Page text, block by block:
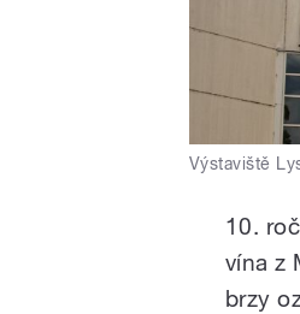
Výstaviště
10.
vína z
brzy